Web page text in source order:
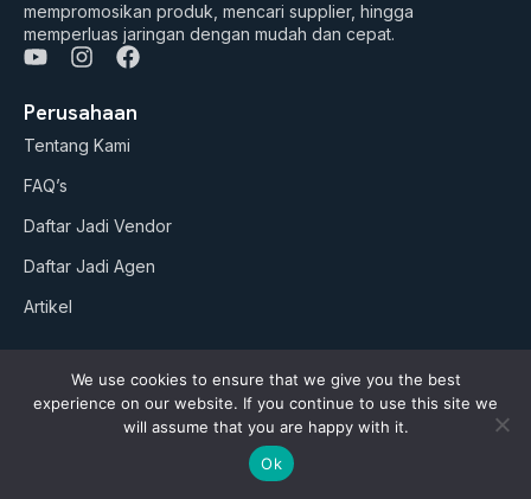
mempromosikan produk, mencari supplier, hingga
memperluas jaringan dengan mudah dan cepat.
Y
u
t
u
b
e
I
s
t
a
a
F
c
e
b
k
Perusahaan
Tentang Kami
FAQ’s
Daftar Jadi Vendor
Daftar Jadi Agen
Artikel
Paket Google ADS
AI Studio (soon)
We use cookies to ensure that we give you the best
experience on our website. If you continue to use this site we
will assume that you are happy with it.
Ok